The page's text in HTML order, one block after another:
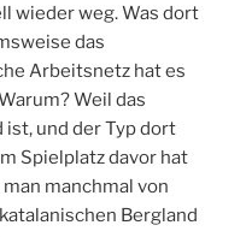
wieder weg. Was dort
das
Arbeitsnetz hat es
Weil das
und der Typ dort
Spielplatz davor hat
manchmal von
Bergland